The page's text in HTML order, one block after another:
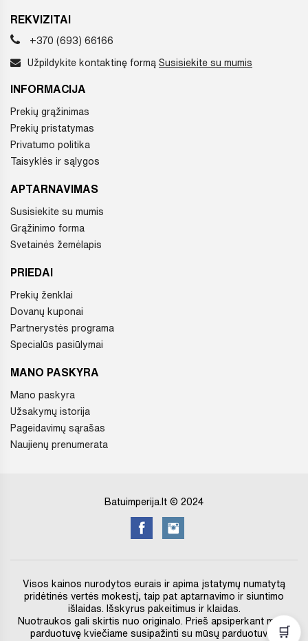
REKVIZITAI
+370 (693) 66166
Užpildykite kontaktinę formą Susisiekite su mumis
INFORMACIJA
Prekių grąžinimas
Prekių pristatymas
Privatumo politika
Taisyklės ir sąlygos
APTARNAVIMAS
Susisiekite su mumis
Grąžinimo forma
Svetainės žemėlapis
PRIEDAI
Prekių ženklai
Dovanų kuponai
Partnerystės programa
Specialūs pasiūlymai
MANO PASKYRA
Mano paskyra
Užsakymų istorija
Pageidavimų sąrašas
Naujienų prenumerata
Batuimperija.lt © 2024
Visos kainos nurodytos eurais ir apima įstatymų numatytą
pridėtinės vertės mokestį, taip pat aptarnavimo ir siuntimo
išlaidas. Išskyrus pakeitimus ir klaidas.
Nuotraukos gali skirtis nuo originalo. Prieš apsiperkant mūsų
parduotuvę kviečiame susipažinti su mūsų parduotuvės
🛒